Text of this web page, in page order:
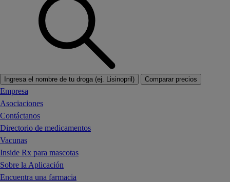
Ingresa el nombre de tu droga (ej. Lisinopril) Comparar precios
Empresa
Asociaciones
Contáctanos
Directorio de medicamentos
Vacunas
Inside Rx para mascotas
Sobre la Aplicación
Encuentra una farmacia